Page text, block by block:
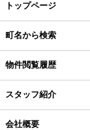
トップページ
町名から検索
物件閲覧履歴
スタッフ紹介
会社概要